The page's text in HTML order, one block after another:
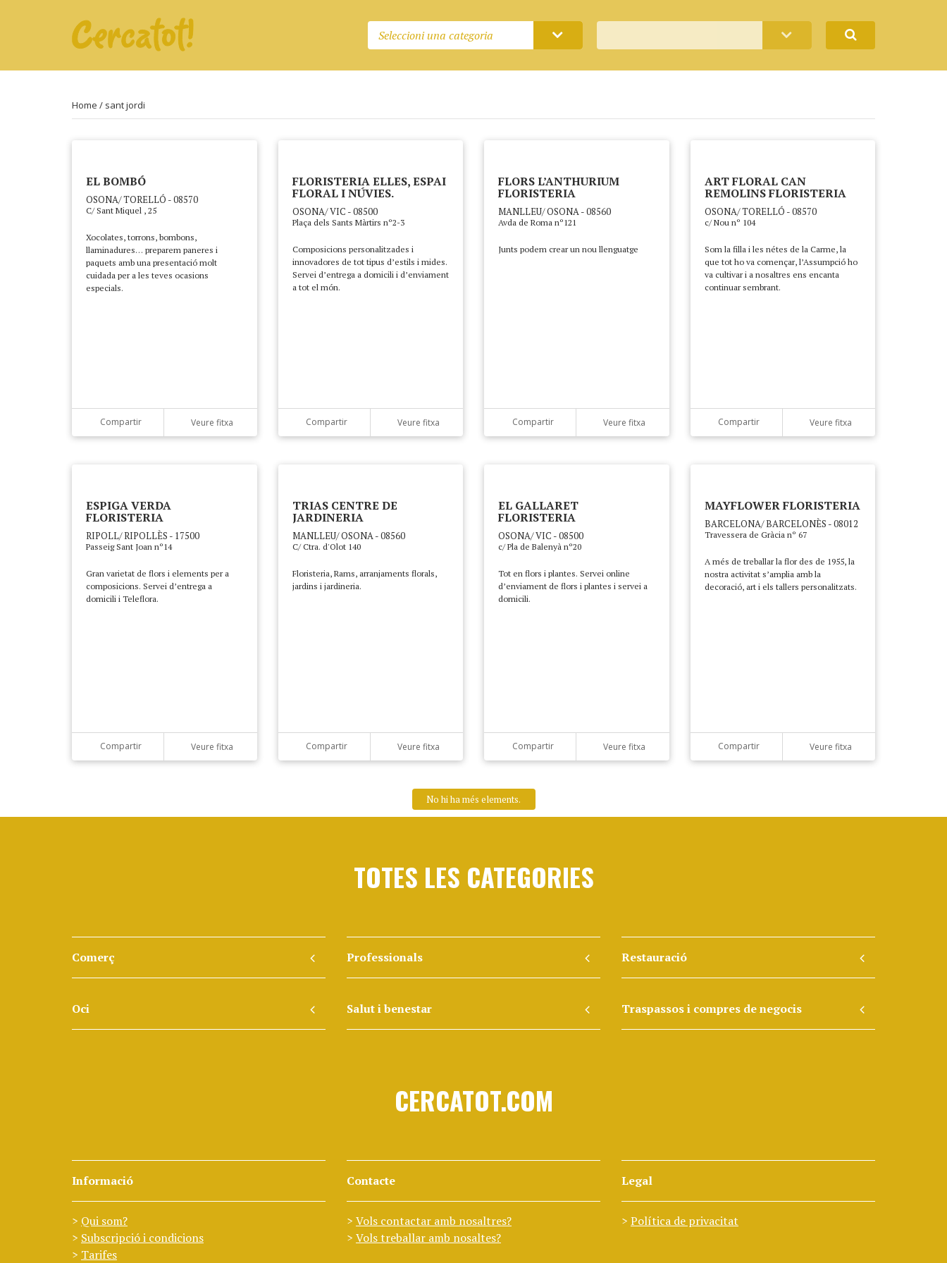
Seleccioni una categoria
Home / sant jordi
EL BOMBÓ
OSONA/ TORELLÓ - 08570
C/ Sant Miquel , 25
Xocolates, torrons, bombons,
llaminadures… preparem paneres i
paquets amb una presentació molt
cuidada per a les teves ocasions
especials.
Compartir Veure fitxa
FLORISTERIA ELLES, ESPAI
FLORAL I NÚVIES.
OSONA/ VIC - 08500
Plaça dels Sants Màrtirs nº2-3
Composicions personalitzades i
innovadores de tot tipus d’estils i mides.
Servei d’entrega a domicili i d’enviament
a tot el món.
Compartir Veure fitxa
FLORS L’ANTHURIUM
FLORISTERIA
MANLLEU/ OSONA - 08560
Avda de Roma nº121
Junts podem crear un nou llenguatge
Compartir Veure fitxa
ART FLORAL CAN
REMOLINS FLORISTERIA
OSONA/ TORELLÓ - 08570
c/ Nou nº 104
Som la filla i les nétes de la Carme, la
que tot ho va començar, l’Assumpció ho
va cultivar i a nosaltres ens encanta
continuar sembrant.
Compartir Veure fitxa
ESPIGA VERDA
FLORISTERIA
RIPOLL/ RIPOLLÈS - 17500
Passeig Sant Joan nº14
Gran varietat de flors i elements per a
composicions. Servei d’entrega a
domicili i Teleflora.
Compartir Veure fitxa
TRIAS CENTRE DE
JARDINERIA
MANLLEU/ OSONA - 08560
C/ Ctra. d'Olot 140
Floristeria, Rams, arranjaments florals,
jardins i jardineria.
Compartir Veure fitxa
EL GALLARET
FLORISTERIA
OSONA/ VIC - 08500
c/ Pla de Balenyà nº20
Tot en flors i plantes. Servei online
d’enviament de flors i plantes i servei a
domicili.
Compartir Veure fitxa
MAYFLOWER FLORISTERIA
BARCELONA/ BARCELONÈS - 08012
Travessera de Gràcia nº 67
A més de treballar la flor des de 1955, la
nostra activitat s’amplia amb la
decoració, art i els tallers personalitzats.
Compartir Veure fitxa
TOTES LES CATEGORIES
Comerç
Oci
Professionals
Salut i benestar
Restauració
Traspassos i compres de negocis
CERCATOT.COM
Informació
Qui som?
Subscripció i condicions
Tarifes
Contacte
Vols contactar amb nosaltres?
Vols treballar amb nosaltes?
Legal
Política de privacitat